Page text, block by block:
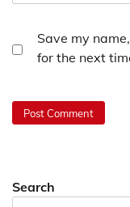
Save my
for the next
Search